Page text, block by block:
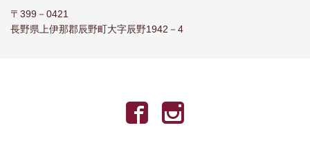
〒399－0421
長野県上伊那郡辰野町大字辰野1942－4